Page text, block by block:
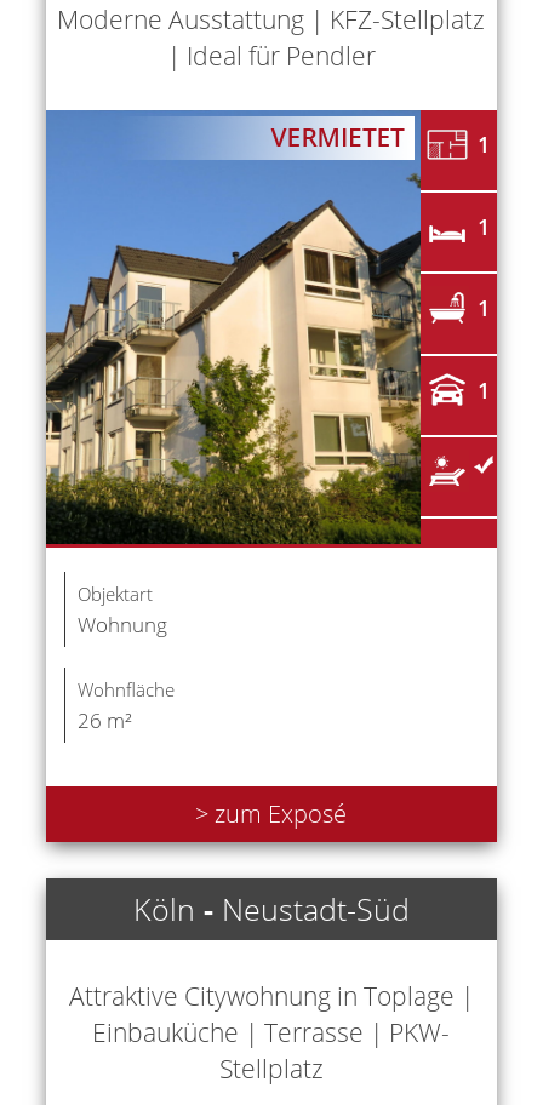
Moderne Ausstattung | KFZ-Stellplatz
| Ideal für Pendler
1
1
1
1
Objektart
Wohnung
Wohnfläche
26 m²
> zum Exposé
Köln - Neustadt-Süd
Attraktive Citywohnung in Toplage |
Einbauküche | Terrasse | PKW-
Stellplatz